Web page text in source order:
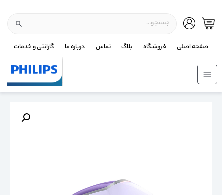
صفحه اصلی فروشگاه بلاگ تماس درباره ما گارانتی و خدمات